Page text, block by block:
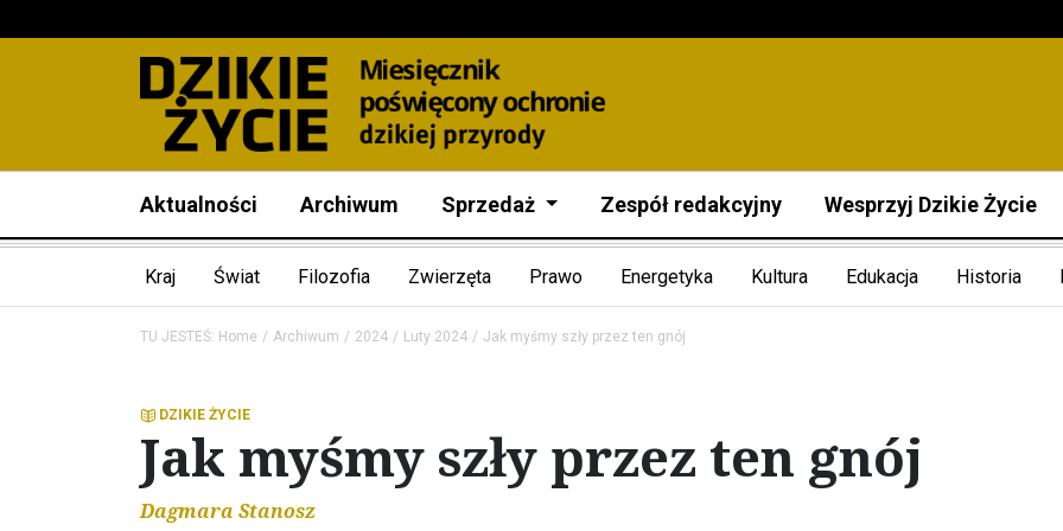
Aktualności Archiwum Sprzedaż Zespół redakcyjny Wesprzyj Dzikie Życie
Kraj Świat Filozofia Zwierzęta Prawo Energetyka Kultura Edukacja Historia
TU JESTEŚ: Home Archiwum 2024 Luty 2024 Jak myśmy szły przez ten gnój
DZIKIE ŻYCIE
Jak myśmy szły przez ten gnój
Dagmara Stanosz